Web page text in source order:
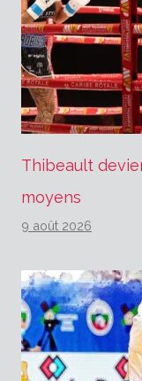
Thibeault
moyens
9 août 2026